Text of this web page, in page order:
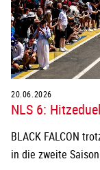
20.06.2026
NLS 6:
BLACK FALCON
in die zweite